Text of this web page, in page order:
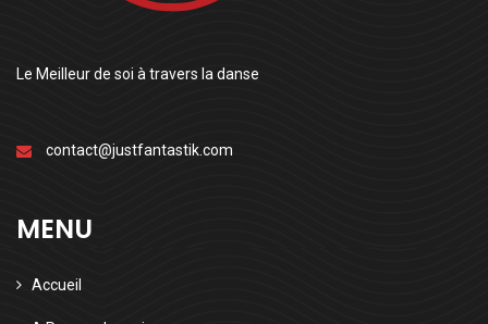
Le Meilleur de soi à travers la danse
contact@justfantastik.com
MENU
Accueil